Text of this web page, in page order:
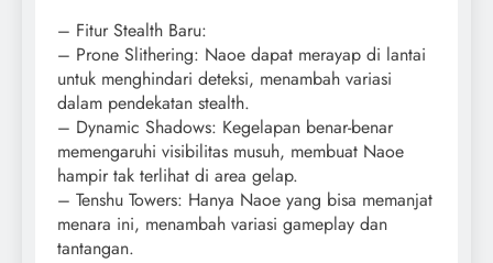
– Fitur Stealth Baru:
– Prone Slithering: Naoe dapat merayap di lantai
untuk menghindari deteksi, menambah variasi
dalam pendekatan stealth.
– Dynamic Shadows: Kegelapan benar-benar
memengaruhi visibilitas musuh, membuat Naoe
hampir tak terlihat di area gelap.
– Tenshu Towers: Hanya Naoe yang bisa memanjat
menara ini, menambah variasi gameplay dan
tantangan.